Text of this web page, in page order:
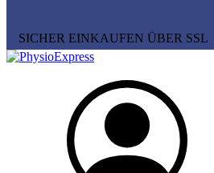
SICHER EINKAUFEN ÜBER SSL